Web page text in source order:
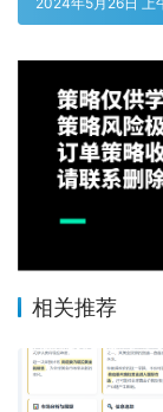
相关推荐